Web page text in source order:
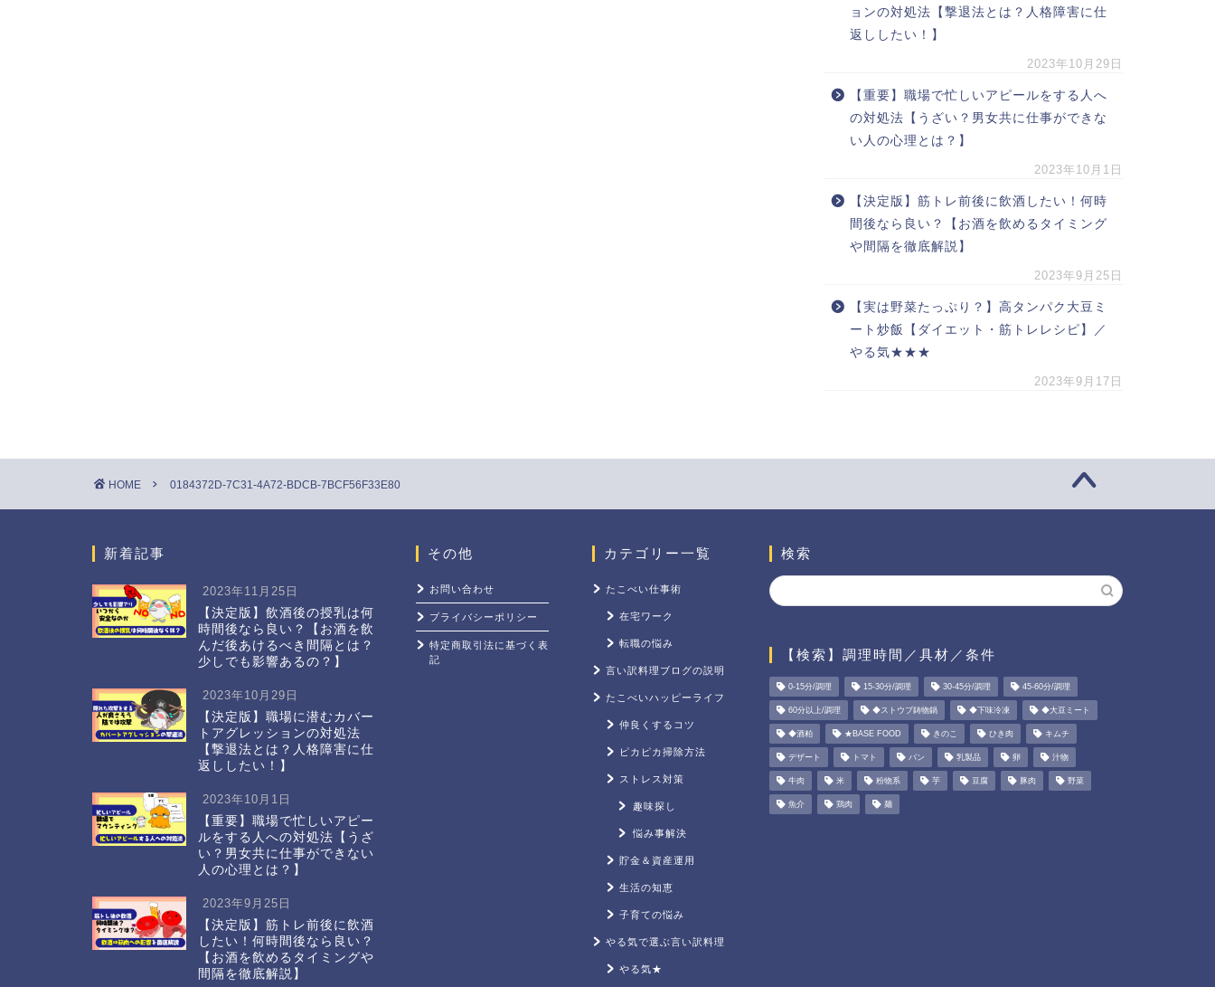
ョンの対処法【撃退法とは？人格障害に仕
返ししたい！】
2023年10月29日
【重要】職場で忙しいアピールをする人へ
の対処法【うざい？男女共に仕事ができな
い人の心理とは？】
2023年10月1日
【決定版】筋トレ前後に飲酒したい！何時
間後なら良い？【お酒を飲めるタイミング
や間隔を徹底解説】
2023年9月25日
【実は野菜たっぷり？】高タンパク大豆ミ
ート炒飯【ダイエット・筋トレレシピ】／
やる気★★★
2023年9月17日
HOME 0184372D-7C31-4A72-BDCB-7BCF56F33E80
新着記事
2023年11月25日
【決定版】飲酒後の授乳は何
時間後なら良い？【お酒を飲
んだ後あけるべき間隔とは？
少しでも影響あるの？】
2023年10月29日
【決定版】職場に潜むカバー
トアグレッションの対処法
【撃退法とは？人格障害に仕
返ししたい！】
2023年10月1日
【重要】職場で忙しいアピー
ルをする人への対処法【うざ
い？男女共に仕事ができない
人の心理とは？】
2023年9月25日
【決定版】筋トレ前後に飲酒
したい！何時間後なら良い？
【お酒を飲めるタイミングや
間隔を徹底解説】
その他
お問い合わせ
プライバシーポリシー
特定商取引法に基づく表
記
カテゴリー一覧
たこべい仕事術
在宅ワーク
転職の悩み
言い訳料理ブログの説明
たこべいハッピーライフ
仲良くするコツ
ピカピカ掃除方法
ストレス対策
趣味探し
悩み事解決
貯金＆資産運用
生活の知恵
子育ての悩み
やる気で選ぶ言い訳料理
やる気★
検索
【検索】調理時間／具材／条件
0-15分/調理 15-30分/調理 30-45分/調理 45-60分/調理
60分以上/調理 ◆ストウブ鋳物鍋 ◆下味冷凍 ◆大豆ミート
◆酒粕 ★BASE FOOD きのこ ひき肉 キムチ
デザート トマト パン 乳製品 卵 汁物
牛肉 米 粉物系 芋 豆腐 豚肉 野菜
魚介 鶏肉 麺